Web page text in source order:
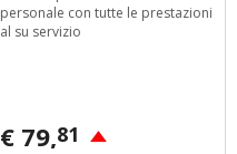
personale con tutte le prestazioni
al su servizio
€ 79,81